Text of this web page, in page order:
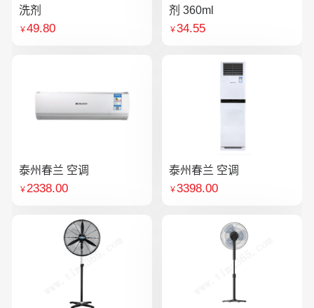
洗剂
￥49.80
剂 360ml
￥34.55
泰州春兰 空调
￥2338.00
泰州春兰 空调
￥3398.00